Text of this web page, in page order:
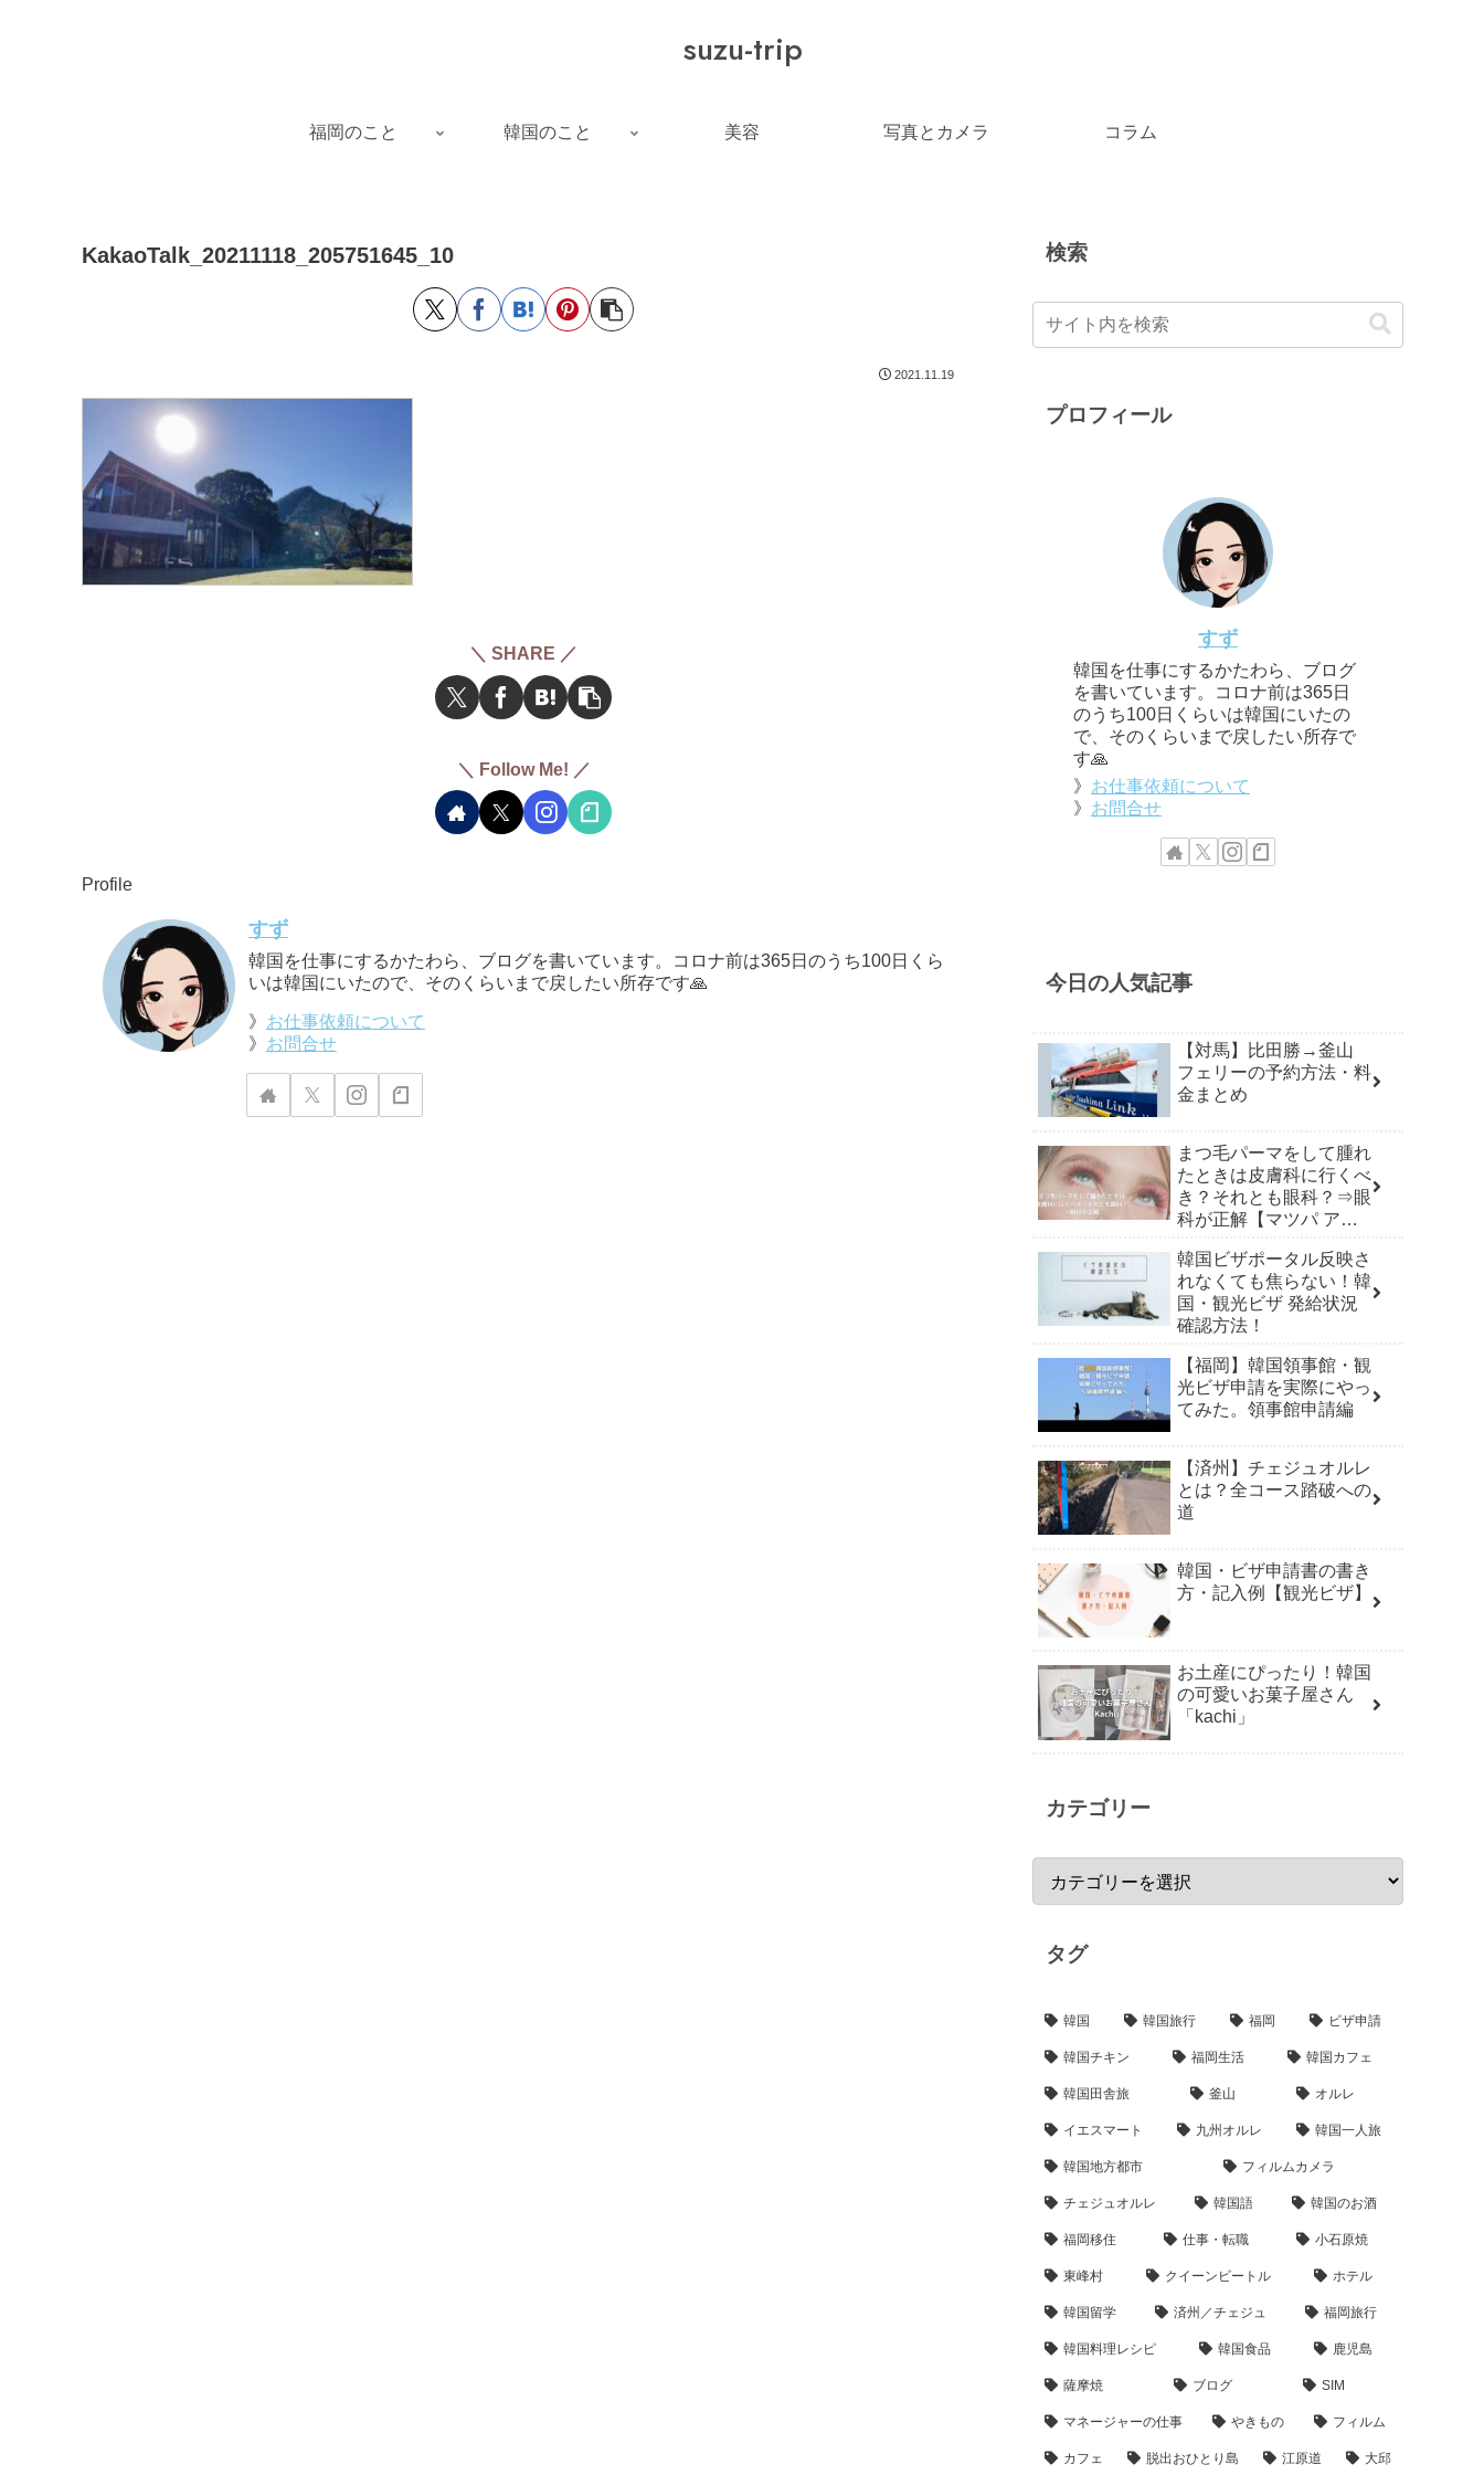
suzu-trip
福岡のこと 韓国のこと 美容 写真とカメラ コラム
KakaoTalk_20211118_205751645_10
2021.11.19
＼ SHARE ／
＼ Follow Me! ／
Profile
すず
韓国を仕事にするかたわら、ブログを書いています。コロナ前は365日のうち100日くら
いは韓国にいたので、そのくらいまで戻したい所存です🙏
》 お仕事依頼について
》 お問合せ
検索
プロフィール
すず
韓国を仕事にするかたわら、ブログ
を書いています。コロナ前は365日
のうち100日くらいは韓国にいたの
で、そのくらいまで戻したい所存で
す🙏
》 お仕事依頼について
》 お問合せ
今日の人気記事
【対馬】比田勝→釜山
フェリーの予約方法・料
金まとめ
まつ毛パーマをして腫れ
たときは皮膚科に行くべ
き？それとも眼科？⇒眼
科が正解【マツパ アレ
韓国ビザポータル反映さ
れなくても焦らない！韓
国・観光ビザ 発給状況
確認方法！
【福岡】韓国領事館・観
光ビザ申請を実際にやっ
てみた。領事館申請編
【済州】チェジュオルレ
とは？全コース踏破への
道
韓国・ビザ申請書の書き
方・記入例【観光ビザ】
お土産にぴったり！韓国
の可愛いお菓子屋さん
「kachi」
カテゴリー
タグ
韓国 韓国旅行 福岡 ビザ申請
韓国チキン 福岡生活 韓国カフェ
韓国田舎旅 釜山 オルレ
イエスマート 九州オルレ 韓国一人旅
韓国地方都市 フィルムカメラ
チェジュオルレ 韓国語 韓国のお酒
福岡移住 仕事・転職 小石原焼
東峰村 クイーンビートル ホテル
韓国留学 済州／チェジュ 福岡旅行
韓国料理レシピ 韓国食品 鹿児島
薩摩焼 ブログ SIM
マネージャーの仕事 やきもの フィルム
カフェ 脱出おひとり島 江原道 大邱